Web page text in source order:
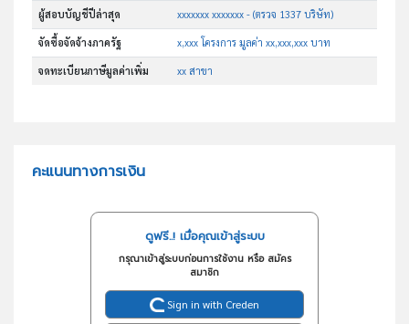
ผู้สอบบัญชีปีล่าสุด xxxxxxx xxxxxxx - (ตรวจ 1337 บริษัท)
จัดซื้อจัดจ้างภาครัฐ x,xxx โครงการ มูลค่า xx,xxx,xxx บาท
จดทะเบียนภาษีมูลค่าเพิ่ม xx สาขา
คะแนนทางการเงิน
ดูฟรี..! เมื่อคุณเข้าสู่ระบบ
กรุณาเข้าสู่ระบบก่อนการใช้งาน หรือ สมัคร
สมาชิก
Sign in with Creden